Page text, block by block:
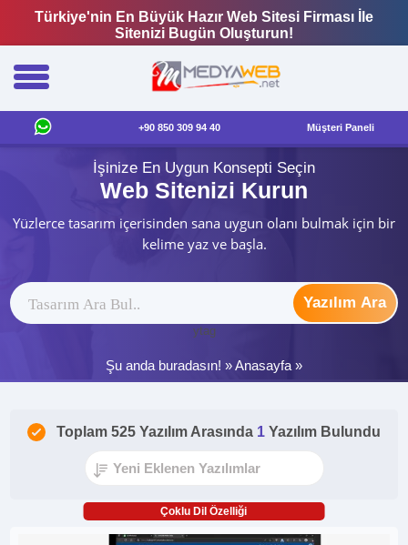
Türkiye'nin En Büyük Hazır Web Sitesi Firması İle
Sitenizi Bugün Oluşturun!
+90 850 309 94 40 Müşteri Paneli
İşinize En Uygun Konsepti Seçin
Web Sitenizi Kurun
Yüzlerce tasarım içerisinden sana uygun olanı bulmak için bir
kelime yaz ve başla.
Yazılım Ara
ytag
Şu anda buradasın! »Anasayfa »
Toplam 525 Yazılım Arasında 1 Yazılım Bulundu
Çoklu Dil Özelliği